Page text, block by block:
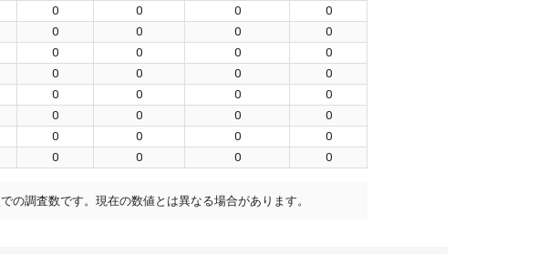
0 0 0
0
0 0 0
0
0 0 0
0
0 0 0
0
0 0 0
0
0 0 0
0
0 0 0
0
0 0 0 0
の調査数です。現在の数値とは異なる場合があります。